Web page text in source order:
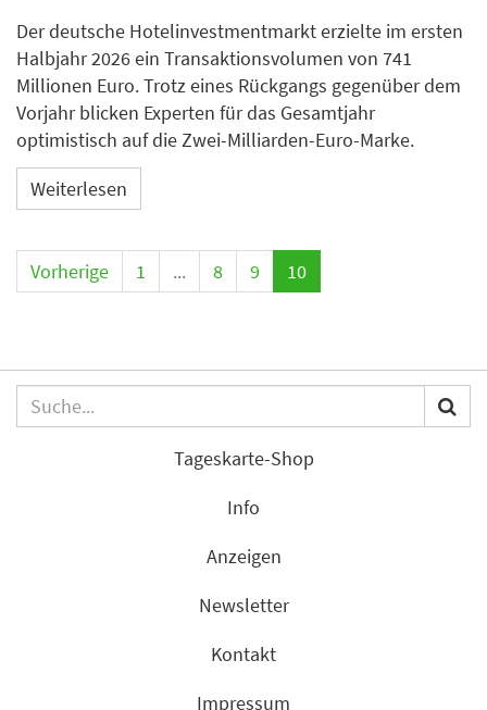
Der deutsche Hotelinvestmentmarkt erzielte im ersten
Halbjahr 2026 ein Transaktionsvolumen von 741
Millionen Euro. Trotz eines Rückgangs gegenüber dem
Vorjahr blicken Experten für das Gesamtjahr
optimistisch auf die Zwei-Milliarden-Euro-Marke.
Weiterlesen
Vorherige 1 ... 8 9 10
Tageskarte-Shop
Info
Anzeigen
Newsletter
Kontakt
Impressum